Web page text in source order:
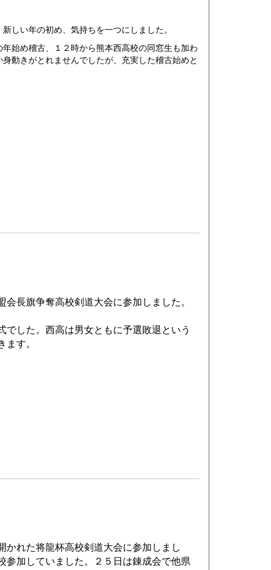
い年の初め、気持ちを一つにしました。
始め稽古、１２時から熊本西高校の同窓生も加わ
動きがとれませんでしたが、充実した稽古始めと
長旗争奪高校剣道大会に参加しました。
した。西高は男女ともに予選敗退という
す。
れた将龍杯高校剣道大会に参加しまし
参加していました。２５日は錬成会で他県